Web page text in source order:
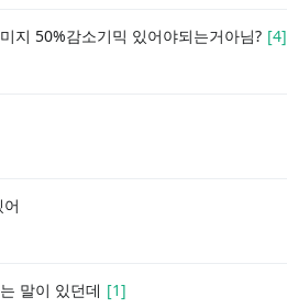
지 50%감소기믹 있어야되는거아님? [4]
말이 있던데 [1]